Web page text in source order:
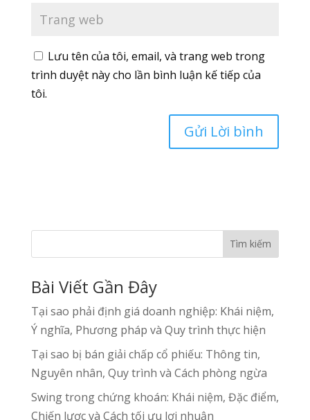
Lưu tên của tôi, email, và trang web trong
trình duyệt này cho lần bình luận kế tiếp của
tôi.
Tìm kiếm
Bài Viết Gần Đây
Tại sao phải định giá doanh nghiệp: Khái niệm,
Ý nghĩa, Phương pháp và Quy trình thực hiện
Tại sao bị bán giải chấp cổ phiếu: Thông tin,
Nguyên nhân, Quy trình và Cách phòng ngừa
Swing trong chứng khoán: Khái niệm, Đặc điểm,
Chiến lược và Cách tối ưu lợi nhuận